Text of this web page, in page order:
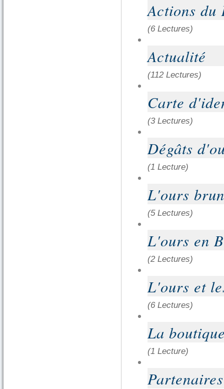
Actions du
(6 Lectures)
Actualité
(112 Lectures)
Carte
(3 Lectures)
Dégâts
(1 Lecture)
L'ours
(5 Lectures)
L'ours en
(2 Lectures)
L'ours et
(6 Lectures)
La
(1 Lecture)